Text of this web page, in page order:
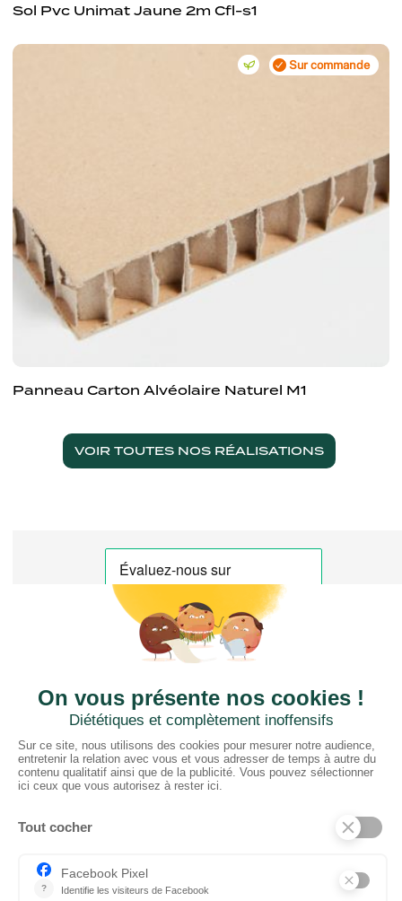
Sol Pvc Unimat Jaune 2m Cfl-s1
Sur commande
Panneau Carton Alvéolaire Naturel M1
VOIR TOUTES NOS RÉALISATIONS
CTN FRANCE
2 rue du Puits Dixme 604
94310 ORLY
01 41 73 12 40
Horaires :
Retrait Dépôt : 08h30-12h00; 13h30-17h30
PRODUITS
Tissus
Tissus scénique
Plafonds